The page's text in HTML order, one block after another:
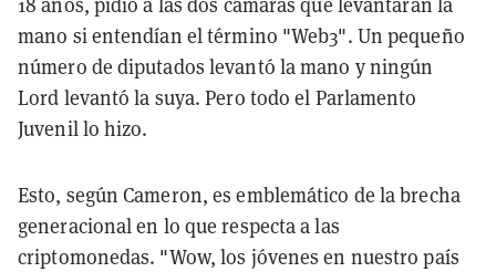
mano si entendían el término "Web3". Un pequeño
número de diputados levantó la mano y ningún
Lord levantó la suya. Pero todo el Parlamento
Juvenil lo hizo.
Esto, según Cameron, es emblemático de la brecha
generacional en lo que respecta a las
criptomonedas. "Wow, los jóvenes en nuestro país